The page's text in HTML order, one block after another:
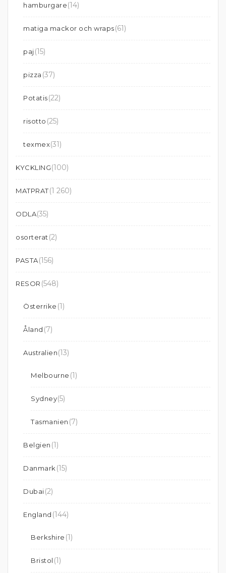
hamburgare(14)
matiga mackor och wraps(61)
paj(15)
pizza (37)
Potatis(22)
risotto (25)
texmex(31)
KYCKLING(100)
MATPRAT(1 260)
ODLA(35)
osorterat (2)
PASTA(156)
RESOR (548)
Österrike (1)
Åland (7)
Australien(13)
Melbourne (1)
Sydney(5)
Tasmanien (7)
Belgien (1)
Danmark (15)
Dubai(2)
England (144)
Berkshire (1)
Bristol (1)